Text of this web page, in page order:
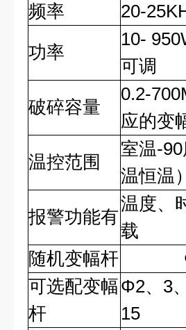
频率
20-
功率
10-
可调
破碎容量
0.2-
应的变
温控范围
室温-90
温恒温）
报警功能有
温度、
载
随机变幅杆
可选配变幅
杆
Φ2、 3、
15